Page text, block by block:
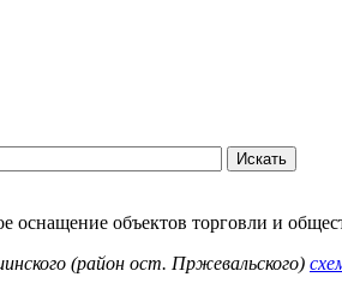
Искать
оснащение объектов торговли и
(район ост. Пржевальского)